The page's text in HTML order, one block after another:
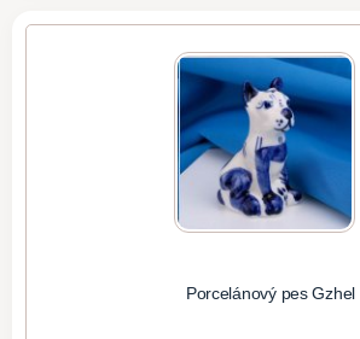
Porcelánový pes Gzhel